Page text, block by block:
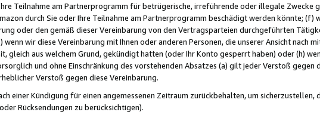
Teilnahme am Partnerprogramm für betrügerische, irreführende oder illegale Zwecke
durch Sie oder Ihre Teilnahme am Partnerprogramm beschädigt werden könnte; (f)
oder den gemäß dieser Vereinbarung von den Vertragsparteien durchgeführten
wir diese Vereinbarung mit Ihnen oder anderen Personen, die unserer Ansicht nach
gleich aus welchem Grund, gekündigt hatten (oder Ihr Konto gesperrt haben) oder (h)
und ohne Einschränkung des vorstehenden Absatzes (a) gilt jeder Verstoß gegen
Verstoß gegen diese Vereinbarung.
einer Kündigung für einen angemessenen Zeitraum zurückbehalten, um sicherzustellen,
Rücksendungen zu berücksichtigen).